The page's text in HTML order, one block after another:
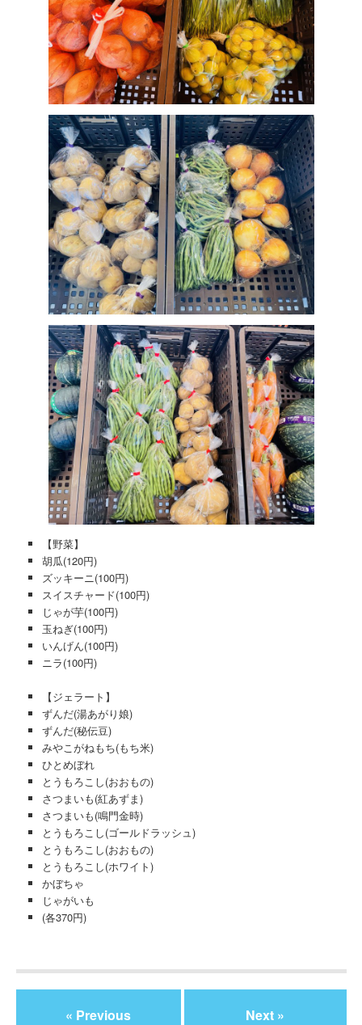
【野菜】
胡瓜(120円)
ズッキーニ(100円)
スイスチャード(100円)
じゃが芋(100円)
玉ねぎ(100円)
いんげん(100円)
ニラ(100円)
【ジェラート】
ずんだ(湯あがり娘)
ずんだ(秘伝豆)
みやこがねもち(もち米)
ひとめぼれ
とうもろこし(おおもの)
さつまいも(紅あずま)
さつまいも(鳴門金時)
とうもろこし(ゴールドラッシュ)
とうもろこし(おおもの)
とうもろこし(ホワイト)
かぼちゃ
じゃがいも
(各370円)
« Previous Next »